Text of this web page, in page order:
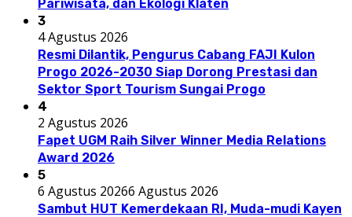
Pariwisata, dan Ekologi Klaten
3
4 Agustus 2026
Resmi Dilantik, Pengurus Cabang FAJI Kulon
Progo 2026-2030 Siap Dorong Prestasi dan
Sektor Sport Tourism Sungai Progo
4
2 Agustus 2026
Fapet UGM Raih Silver Winner Media Relations
Award 2026
5
6 Agustus 20266 Agustus 2026
Sambut HUT Kemerdekaan RI, Muda-mudi Kayen